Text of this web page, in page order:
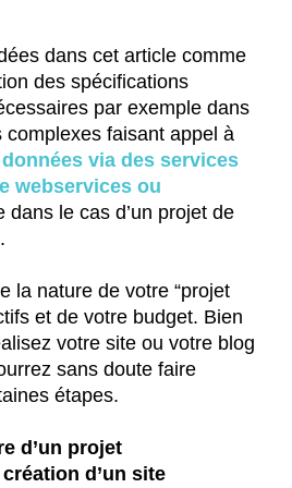
dans cet article comme
des spécifications
par exemple dans
complexes faisant appel à
via des services
webservices ou
le cas d’un projet de
la nature de votre “projet
et de votre budget. Bien
votre site ou votre blog
sans doute faire
étapes.
d’un projet
d’un site